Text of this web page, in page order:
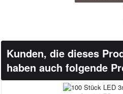
Kunden, die dieses
haben auch folgende